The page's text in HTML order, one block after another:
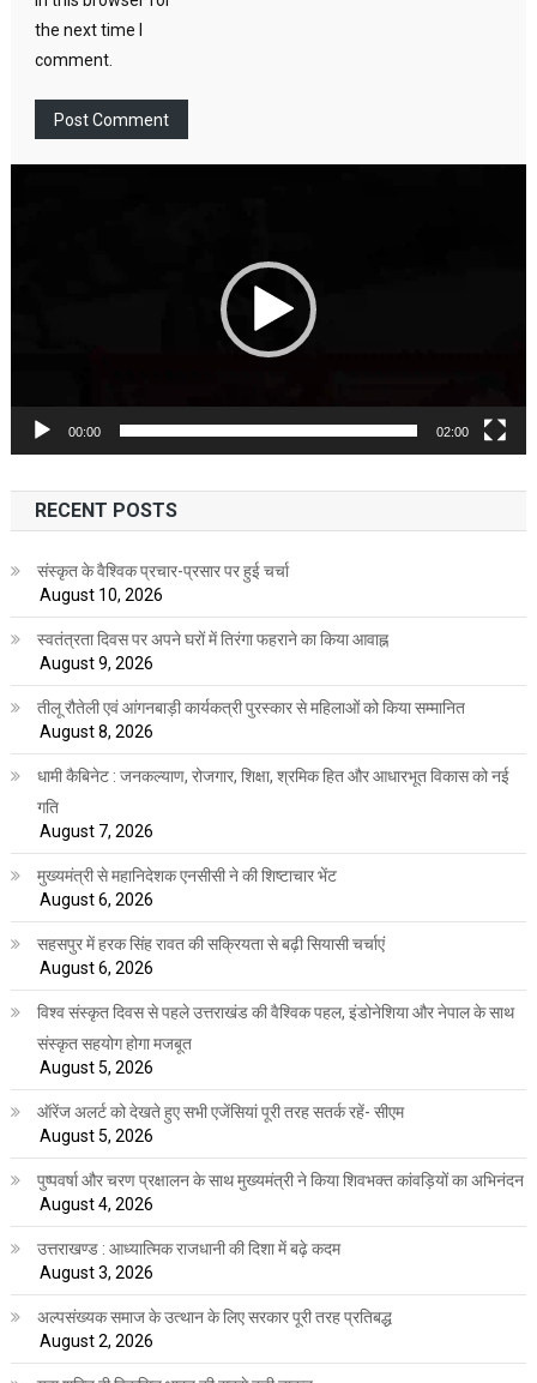
the next time I
comment.
00:00 02:00
RECENT POSTS
संस्कृत के वैश्विक प्रचार-प्रसार पर हुई चर्चा
August 10, 2026
स्वतंत्रता दिवस पर अपने घरों में तिरंगा फहराने का किया आवाह्न
August 9, 2026
तीलू रौतेली एवं आंगनबाड़ी कार्यकत्री पुरस्कार से महिलाओं को किया सम्मानित
August 8, 2026
धामी कैबिनेट : जनकल्याण, रोजगार, शिक्षा, श्रमिक हित और आधारभूत विकास को नई
गति
August 7, 2026
मुख्यमंत्री से महानिदेशक एनसीसी ने की शिष्टाचार भेंट
August 6, 2026
सहसपुर में हरक सिंह रावत की सक्रियता से बढ़ी सियासी चर्चाएं
August 6, 2026
विश्व संस्कृत दिवस से पहले उत्तराखंड की वैश्विक पहल, इंडोनेशिया और नेपाल के साथ
संस्कृत सहयोग होगा मजबूत
August 5, 2026
ऑरेंज अलर्ट को देखते हुए सभी एजेंसियां पूरी तरह सतर्क रहें- सीएम
August 5, 2026
पुष्पवर्षा और चरण प्रक्षालन के साथ मुख्यमंत्री ने किया शिवभक्त कांवड़ियों का अभिनंदन
August 4, 2026
उत्तराखण्ड : आध्यात्मिक राजधानी की दिशा में बढ़े कदम
August 3, 2026
अल्पसंख्यक समाज के उत्थान के लिए सरकार पूरी तरह प्रतिबद्ध
August 2, 2026